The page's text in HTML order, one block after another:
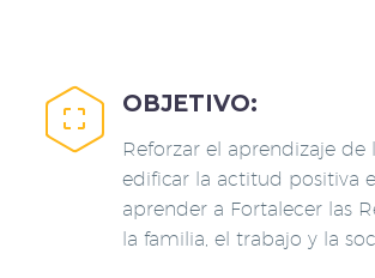


OBJETIVO:
Reforzar el aprendizaje
edificar la actitud positiva
aprender a Fortalecer las
la familia, el trabajo y la